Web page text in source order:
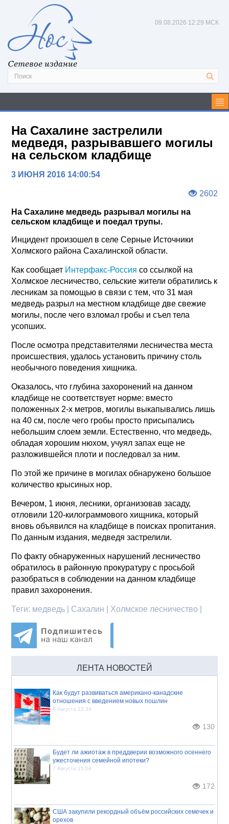
Сетевое издание
09.08.2026 12:29 МСК
На Сахалине застрелили
медведя, разрывавшего могилы
на сельском кладбище
3 ИЮНЯ 2016 14:00:54
2602
На Сахалине медведь разрывал могилы на
сельском кладбище и поедал трупы.
Инцидент произошел в селе Серные Источники
Холмского района Сахалинской области.
Как сообщает Интерфакс-Россиясо ссылкой на
Холмское лесничество, сельские жители обратились к
лесникам за помощью в связи с тем, что 31 мая
медведь разрыл на местном кладбище две свежие
могилы, после чего взломал гробы и съел тела
усопших.
После осмотра представителями лесничества места
происшествия, удалось установить причину столь
необычного поведения хищника.
Оказалось, что глубина захоронений на данном
кладбище не соответствует норме: вместо
положенных 2-х метров, могилы выкапывались лишь
на 40 см, после чего гробы просто присыпались
небольшим слоем земли. Естественно, что медведь,
обладая хорошим нюхом, учуял запах еще не
разложившейся плоти и последовал за ним.
По этой же причине в могилах обнаружено большое
количество крысиных нор.
Вечером, 1 июня, лесники, организовав засаду,
отловили 120-килограммового хищника, который
вновь объявился на кладбище в поисках пропитания.
По данным издания, медведя застрелили.
По факту обнаруженных нарушений лесничество
обратилось в районную прокуратуру с просьбой
разобраться в соблюдении на данном кладбище
правил захоронения.
Теги: медведь | Сахалин | Холмское лесничество |
ЛЕНТА НОВОСТЕЙ
Как будут развиваться американо-канадские
отношения с введением новых пошлин
8 Августа 12:39
130
Будет ли ажиотаж в преддверии возможного осеннего
ужесточения семейной ипотеки?
7 Августа 15:04
172
США закупили рекордный объём российских семечек и
орехов